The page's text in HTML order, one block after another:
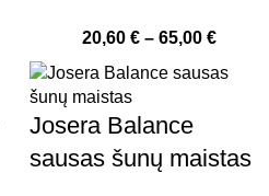
20,60 € – 65,00 €
Josera Balance
sausas šunų maistas